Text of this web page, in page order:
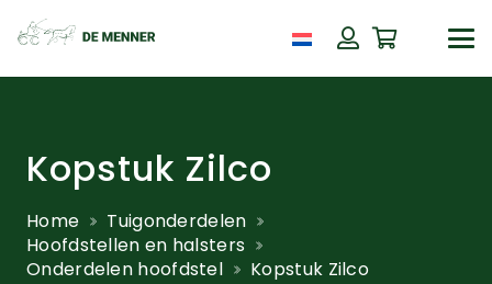
Kopstuk Zilco
Home
Tuigonderdelen
Hoofdstellen en halsters
Onderdelen hoofdstel
Kopstuk Zilco